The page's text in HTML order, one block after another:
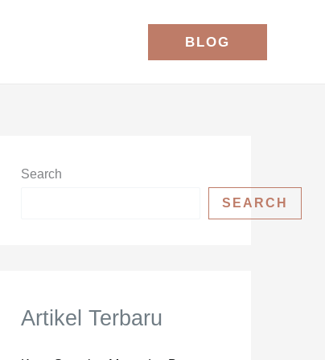
BLOG
Search
SEARCH
Artikel Terbaru